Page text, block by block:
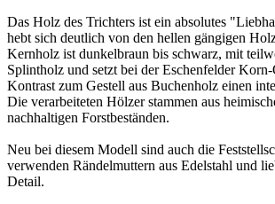
Das Holz des Trichters ist ein absolutes
hebt sich deutlich von den hellen gängigen
Kernholz ist dunkelbraun bis schwarz, mit
Splintholz und setzt bei der Eschenfelder Korn-
Kontrast zum Gestell aus Buchenholz einen
Die verarbeiteten Hölzer stammen aus
nachhaltigen Forstbeständen.
Neu bei diesem Modell sind auch die
verwenden Rändelmuttern aus Edelstahl und
Detail.